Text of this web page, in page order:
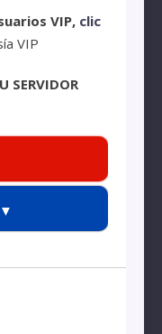
VIP, clic
VIP
SERVIDOR